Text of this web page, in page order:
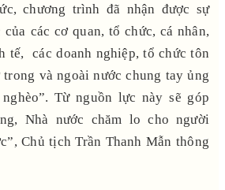
chương trình đã nhận được sự
các cơ quan, tổ chức, cá nhân,
tế, các doanh nghiệp, tổ chức tôn
và ngoài nước chung tay ủng
Từ nguồn lực này sẽ góp
Nhà nước chăm lo cho người
Chủ tịch Trần Thanh Mẫn thông